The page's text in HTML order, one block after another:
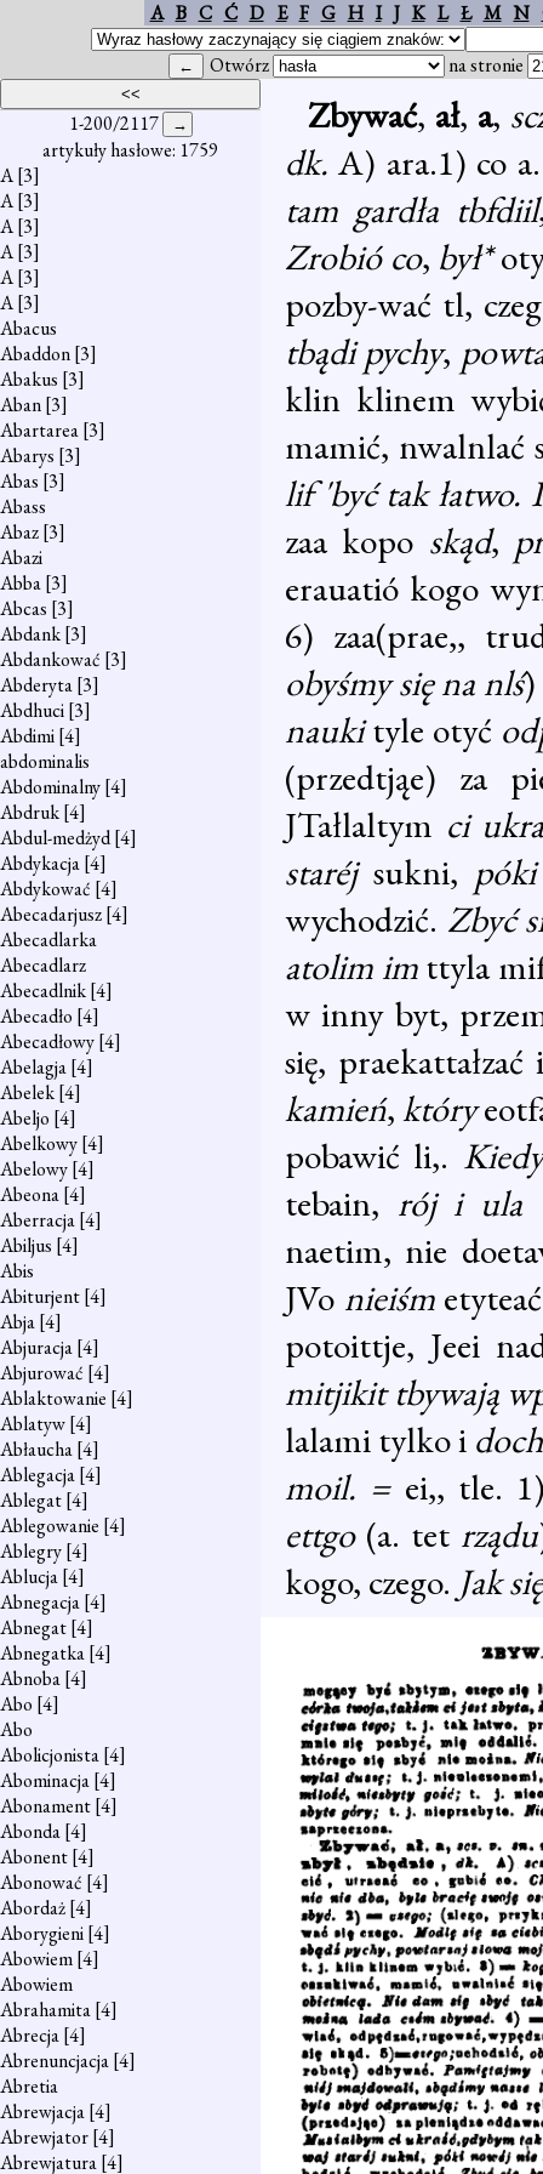
A B C Ć D E F G H I J K L Ł M N
Otwórz na stronie
1-200/2117
artykuły hasłowe: 1759
A[3]
A[3]
A[3]
A[3]
A[3]
A[3]
Abacus
Abaddon[3]
Abakus [3]
Aban[3]
Abartarea[3]
Abarys [3]
Abas [3]
Abass
Abaz[3]
Abazi
Abba[3]
Abcas [3]
Abdank[3]
Abdankować [3]
Abderyta[3]
Abdhuci[3]
Abdimi[4]
abdominalis
Abdominalny[4]
Abdruk[4]
Abdul-medżyd[4]
Abdykacja[4]
Abdykować [4]
Abecadarjusz[4]
Abecadlarka
Abecadlarz
Abecadlnik[4]
Abecadło [4]
Abecadłowy[4]
Abelagja[4]
Abelek[4]
Abeljo [4]
Abelkowy[4]
Abelowy[4]
Abeona[4]
Aberracja[4]
Abiljus [4]
Abis
Abiturjent[4]
Abja[4]
Abjuracja[4]
Abjurować [4]
Ablaktowanie [4]
Ablatyw[4]
Abłaucha[4]
Ablegacja[4]
Ablegat[4]
Ablegowanie [4]
Ablegry[4]
Ablucja[4]
Abnegacja[4]
Abnegat[4]
Abnegatka[4]
Abnoba[4]
Abo [4]
Abo
Abolicjonista[4]
Abominacja[4]
Abonament[4]
Abonda[4]
Abonent[4]
Abonować [4]
Abordaż[4]
Aborygieni[4]
Abowiem[4]
Abowiem
Abrahamita[4]
Abrecja[4]
Abrenuncjacja[4]
Abretia
Abrewjacja[4]
Abrewjator[4]
Abrewjatura[4]
Zbywać, ał, a,
dk.A) ara.1) co
tam gardła tbfdiil
Zrobió co, był*
pozby-wać tl,
tbądi pychy,
klin klinem
mamić, nwalnlać
lif 'być tak
zaa kopo skąd,
erauatió kogo
6) zaa(prae,,
obyśmy się na nlś)
naukityle otyć
(przedtjąe) za
JTałlaltym ci
staréj sukni,
wychodzić. Zbyć
atolim imttyla
w inny byt,
się,
kamień,który
pobawić li,.
tebain, rój i ula
naetim, nie
JVo nieiśm
potoittje, Jeei
mitjikit tbywają
lalami tylko i
moil. = ei,, tle.
ettgo (a. tet rządu
kogo, czego. Jak